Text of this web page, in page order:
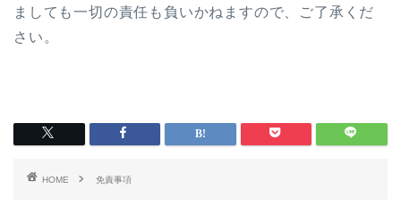
ましても一切の責任も負いかねますので、ご了承くだ
さい。
HOME 免責事項